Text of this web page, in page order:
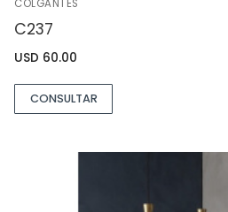
COLGANTES
C237
USD 60.00
CONSULTAR